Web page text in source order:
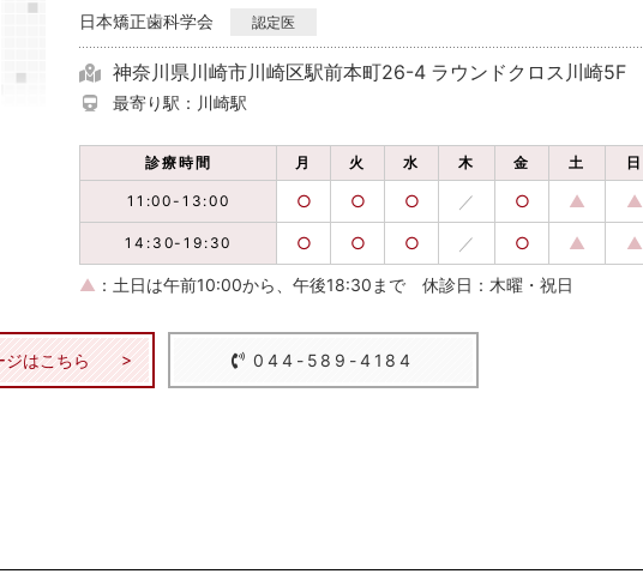
日本矯正歯科学会 認定医
神奈川県川崎市川崎区駅前本町26-4 ラウンドクロス川崎5F
最寄り駅：川崎駅
診療時間 月 火 水 木 金 土 日
11:00-13:00 ○ ○ ○ ／ ○ ▲ ▲
14:30-19:30 ○ ○ ○ ／ ○ ▲ ▲
▲ ：土日は午前10:00から、午後18:30まで 休診日：木曜・祝日
はこちら 044-589-4184